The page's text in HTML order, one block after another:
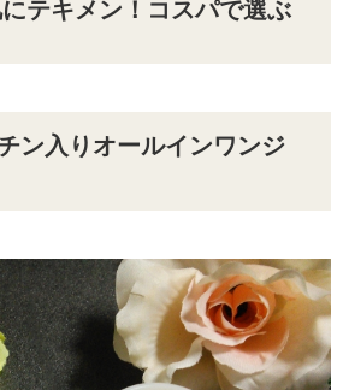
テキメン！コスパで選ぶ
ン入りオールインワンジ